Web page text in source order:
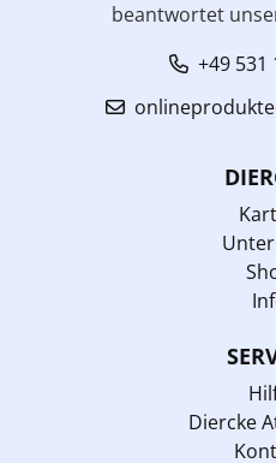
beantwortet
+49 531
Diercke